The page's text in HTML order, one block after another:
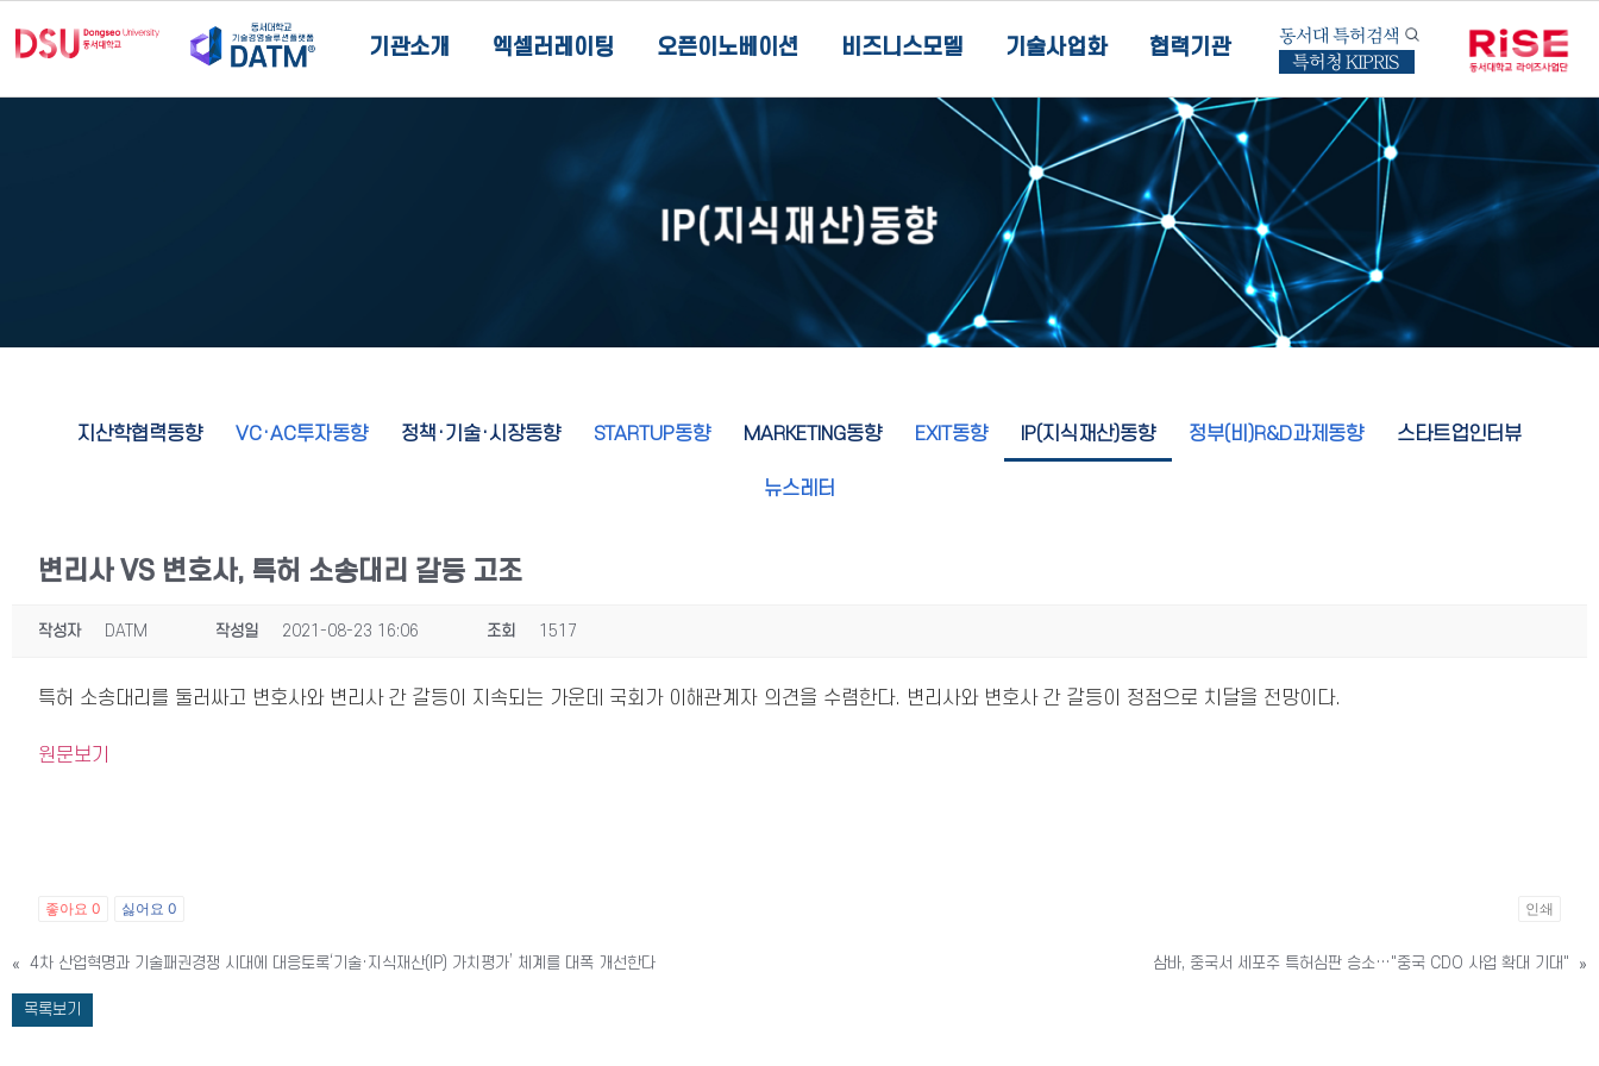
기관소개 엑셀러레이팅 오픈이노베이션 비즈니스모델 기술사업화 협력기관
동서대 특허검색
특허청 KIPRIS
지산학협력동향 VC·AC투자동향 정책·기술·시장동향 STARTUP동향 MARKETING동향 EXIT동향 IP(지식재산)동향 정부(비)R&D과제동향 스타트업인터뷰
뉴스레터
변리사 VS 변호사, 특허 소송대리 갈등 고조
작성자 DATM 작성일 2021-08-23 16:06 조회 1517
특허 소송대리를 둘러싸고 변호사와 변리사 간 갈등이 지속되는 가운데 국회가 이해관계자 의견을 수렴한다. 변리사와 변호사 간 갈등이 정점으로 치달을 전망이다.
원문보기
좋아요 0 싫어요 0 인쇄
« 4차 산업혁명과 기술패권경쟁 시대에 대응토록‘기술·지식재산(IP) 가치평가’ 체계를 대폭 개선한다 삼바, 중국서 세포주 특허심판 승소…"중국 CDO 사업 확대 기대" »
목록보기